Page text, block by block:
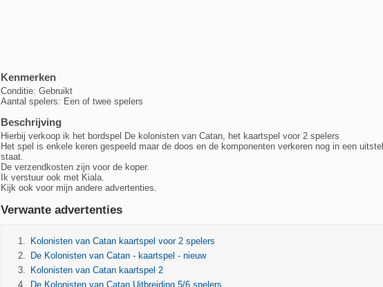
Kenmerken
Conditie: Gebruikt
Aantal spelers: Een of twee spelers
Beschrijving
Hierbij verkoop ik het bordspel De kolonisten van Catan, het kaartspel voor 2 spelers
Het spel is enkele keren gespeeld maar de doos en de komponenten verkeren nog in een
staat.
De verzendkosten zijn voor de koper.
Ik verstuur ook met Kiala.
Kijk ook voor mijn andere advertenties.
Verwante advertenties
Kolonisten van Catan kaartspel voor 2 spelers
De Kolonisten van Catan - kaartspel - nieuw
Kolonisten van Catan kaartspel 2
De Kolonisten van Catan Uitbreiding 5/6 spelers